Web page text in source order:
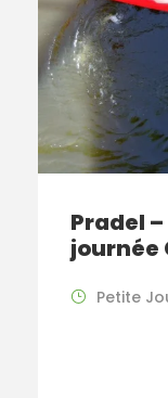
Pradel
journée
Petite